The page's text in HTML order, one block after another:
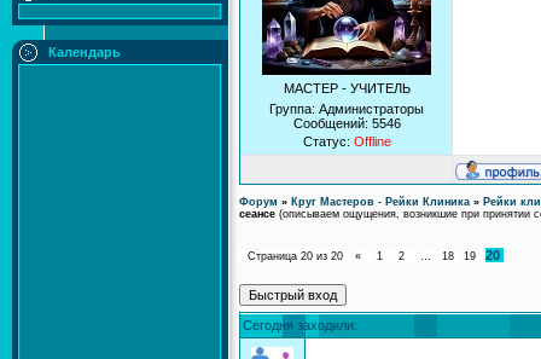
Календарь
МАСТЕР - УЧИТЕЛЬ
Группа: Администраторы
Сообщений: 5546
Статус: Offline
Форум » Круг Мастеров - Рейки Клиника » Рейки
сеансе (описываем ощущения, возникшие при принятии
Страница 20 из 20 « 1 2 … 18 19 20
Сегодня заходили: